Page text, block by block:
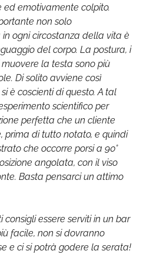
emotivamente colpito.
non solo
ogni circostanza della vita è
del corpo. La postura, i
la testa sono più
Di solito avviene così
è coscienti di questo. A tal
scientifico per
perfetta che un cliente
prima di tutto notato, e quindi
che occorre porsi a 90°
angolata, con il viso
Basta pensarci un attimo
consigli essere serviti in un bar
facile, non si dovranno
e ci si potrà godere la serata!